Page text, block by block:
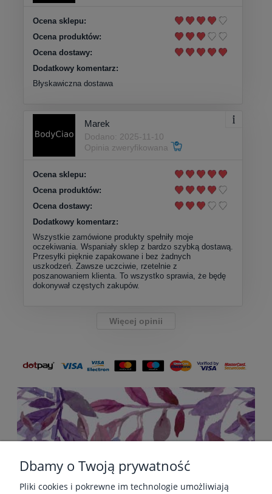
Ocena sklepu:
Ocena produktów:
Ocena dostawy:
Dodatkowy komentarz:
Błyskawiczna dostawa
Marek
Dodano: 2025-11-10
Opinia zweryfikowana
Ocena sklepu:
Ocena produktów:
Ocena dostawy:
Dodatkowy komentarz:
Wszystkie zamówione produkty spełniły moje
oczekiwania. Wspaniały sklep z bardzo szybką dostawą.
Przesyłki pięknie zapakowane i bez żadnych
uszkodzeń. Zawsze uczciwie, rzetelnie z
poszanowaniem klienta. To wszystko sprawia, że będę
dokonywał częstych zakupów.
Więcej opinii
Dbamy o Twoją prywatność
Pliki cookies i pokrewne im technologie umożliwiają